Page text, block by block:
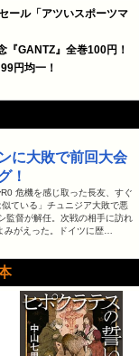
ール「アツいスポーツマ
『GANTZ』全巻100円！
円均一！
に大敗で前回大会
！
危機を感じ取った長友、すぐ
ている」チュニジア大敗で悪
督が解任。次戦の相手に訪れ
がえった。ドイツに歴…